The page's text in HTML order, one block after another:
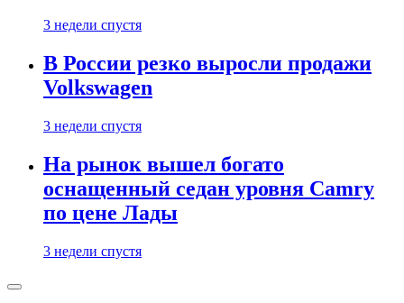
3 недели спустя
В России резко выросли продажи
Volkswagen
3 недели спустя
На рынок вышел богато
оснащенный седан уровня Camry
по цене Лады
3 недели спустя